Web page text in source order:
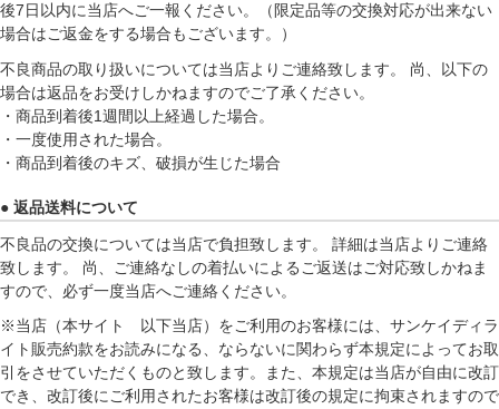
後7日以内に当店へご一報ください。（限定品等の交換対応が出来ない
場合はご返金をする場合もございます。）
不良商品の取り扱いについては当店よりご連絡致します。 尚、以下の
場合は返品をお受けしかねますのでご了承ください。
・商品到着後1週間以上経過した場合。
・一度使用された場合。
・商品到着後のキズ、破損が生じた場合
● 返品送料について
不良品の交換については当店で負担致します。 詳細は当店よりご連絡
致します。 尚、ご連絡なしの着払いによるご返送はご対応致しかねま
すので、必ず一度当店へご連絡ください。
※当店（本サイト 以下当店）をご利用のお客様には、サンケイディラ
イト販売約款をお読みになる、ならないに関わらず本規定によってお取
引をさせていただくものと致します。また、本規定は当店が自由に改訂
でき、改訂後にご利用されたお客様は改訂後の規定に拘束されますので